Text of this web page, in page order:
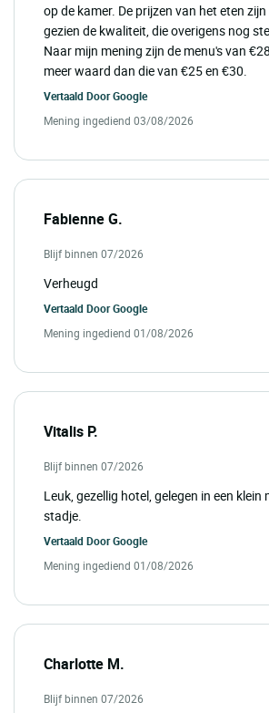
op de kamer. De prijzen van het eten
gezien de kwaliteit, die overigens nog
Naar mijn mening zijn de menu's van
meer waard dan die van €25 en €30.
Vertaald DoorGoogle
Mening ingediend 03/08/2026
Fabienne G.
Blijf binnen 07/2026
Verheugd
Vertaald DoorGoogle
Mening ingediend 01/08/2026
Vitalis P.
Blijf binnen 07/2026
Leuk, gezellig hotel, gelegen in een klein
stadje.
Vertaald DoorGoogle
Mening ingediend 01/08/2026
Charlotte M.
Blijf binnen 07/2026